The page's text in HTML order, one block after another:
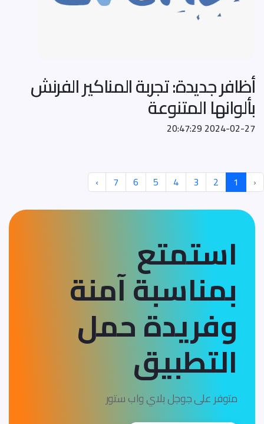
أظافر جديدة: تجربة المناكير الفرنش
بألوانها المتنوعة
2024-02-27 20:47:29
‹
1
2
3
4
5
6
7
›
استمتع
بمناسبة آمنة
وفريدةحمل
التطبيق
متوفر على جوجل بلاي واب ستور